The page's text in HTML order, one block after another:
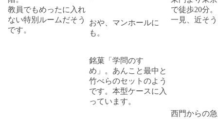
おや、マンホールに
も。
銘菓「学問のすゝ
め」。あんこと最中と
竹べらのセットのよう
です。本型ケースに入
っています。
教員でもめったに入れ
ない特別ルームだそう
です。
で徒歩20分。
一見、近そ
西門からの